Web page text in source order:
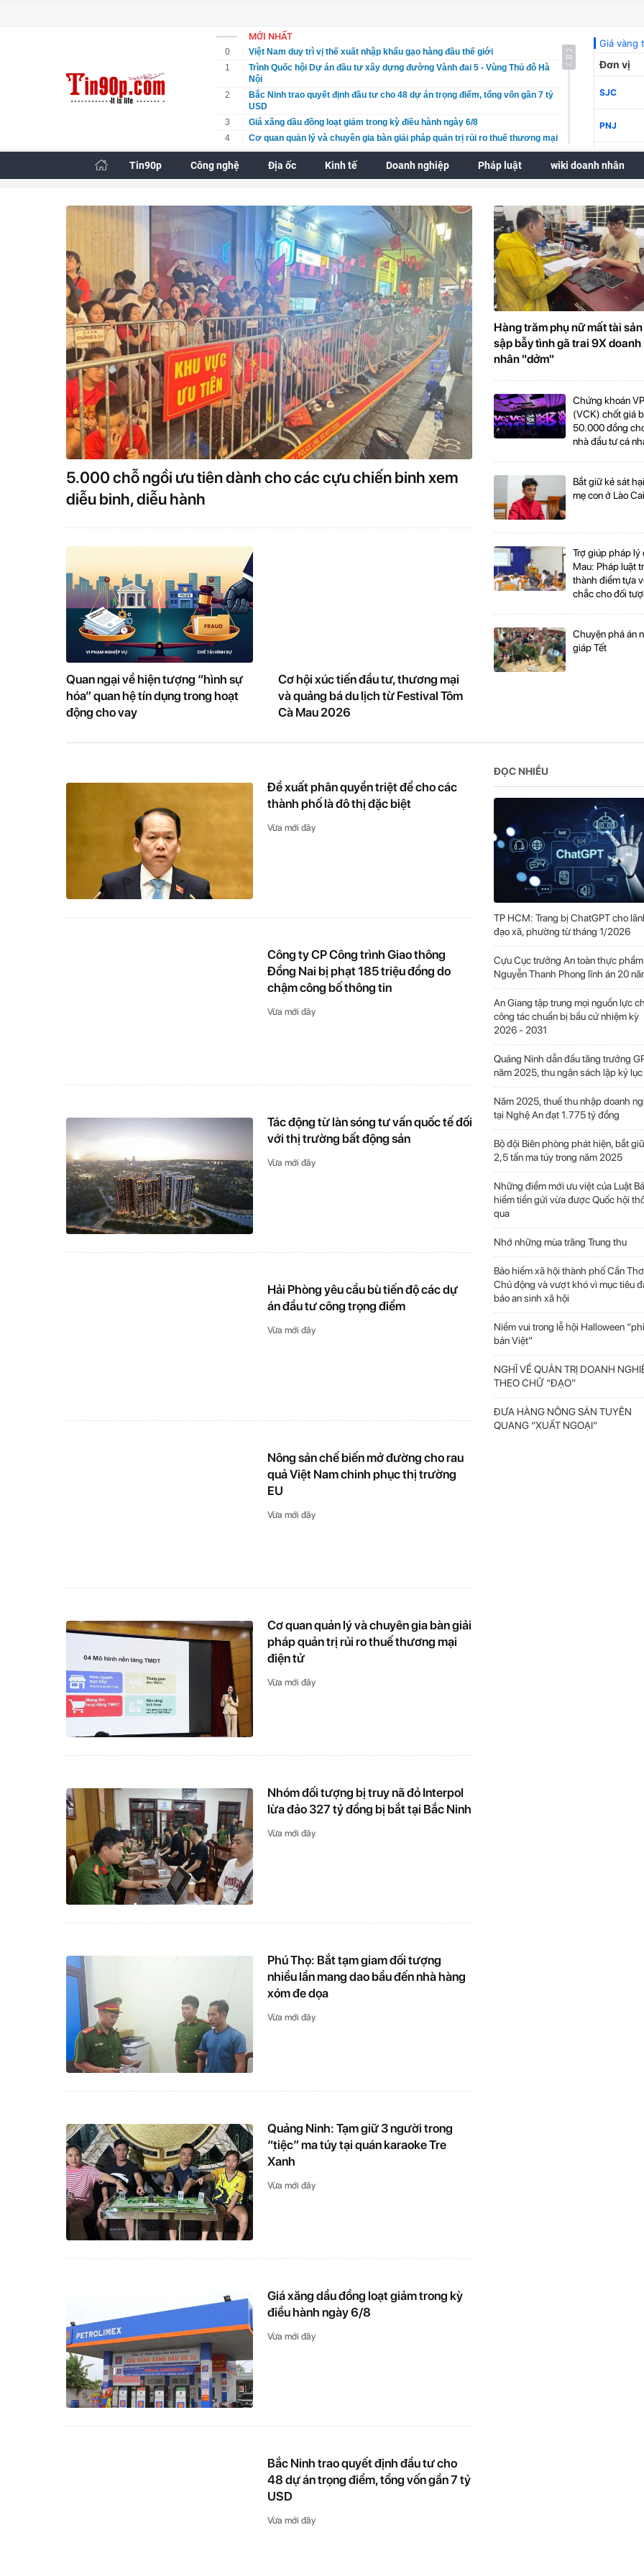
MỚI NHẤT
0
Việt Nam duy trì vị thế xuất nhập khẩu gạo hàng đầu thế giới
1
Trình Quốc hội Dự án đầu tư xây dựng đường Vành đai 5 - Vùng Thủ đô Hà
Nội
2
Bắc Ninh trao quyết định đầu tư cho 48 dự án trọng điểm, tổng vốn gần 7 tỷ
USD
3
Giá xăng dầu đồng loạt giảm trong kỳ điều hành ngày 6/8
4
Cơ quan quản lý và chuyên gia bàn giải pháp quản trị rủi ro thuế thương mại
điện tử
5
Nông sản chế biến mở đường cho rau quả Việt Nam chinh phục thị trường
EU
7
Tác động từ làn sóng tư vấn quốc tế đối với thị trường bất động sản
Công ty CP Công trình Giao thông Đồng Nai bị phạt 185 triệu đồng do chậm
công bố thông tin
9
Đề xuất phân quyền triệt để cho các thành phố là đô thị đặc biệt
10
Bộ Công an kiểm tra công tác quản lý, giam giữ, giáo dục cải tạo phạm nhân
tại Công an tỉnh Cà Mau
11
Quảng Ninh: Tạm giữ 3 người trong “tiệc” ma túy tại quán karaoke Tre Xanh
12
Phú Thọ: Bắt tạm giam đối tượng nhiều lần mang dao bầu đến nhà hàng
xóm đe dọa
13
Nhóm đối tượng bị truy nã đỏ Interpol lừa đảo 327 tỷ đồng bị bắt tại Bắc
Ninh
14
Quốc lộ 6 bị sạt lở sau mưa lớn, xuyên đêm khắc phục đã thông xe tạm thời
Tin90p Công nghệ Địa ốc Kinh tế Doanh nghiệp Pháp luật wiki doanh nhân
5.000 chỗ ngồi ưu tiên dành cho các cựu chiến binh xem
diễu binh, diễu hành
Quan ngại về hiện tượng “hình sự
hóa” quan hệ tín dụng trong hoạt
động cho vay
Cơ hội xúc tiến đầu tư, thương mại
và quảng bá du lịch từ Festival Tôm
Cà Mau 2026
Hàng trăm phụ nữ mất tài
sập bẫy tình gã trai 9X doanh
nhân "dởm"
Chứng khoán
(VCK) chốt giá
50.000 đồng
nhà đầu tư cá
Bắt giữ kẻ sát
mẹ con ở Lào Cai
Trợ giúp pháp lý
Mau: Pháp luật
thành điểm tựa
chắc cho đối
Chuyện phá án
giáp Tết
Đề xuất phân quyền triệt để cho các
thành phố là đô thị đặc biệt
Vừa mới đây
Công ty CP Công trình Giao thông
Đồng Nai bị phạt 185 triệu đồng do
chậm công bố thông tin
Vừa mới đây
Tác động từ làn sóng tư vấn quốc tế đối
với thị trường bất động sản
Vừa mới đây
Hải Phòng yêu cầu bù tiến độ các dự
án đầu tư công trọng điểm
Vừa mới đây
Nông sản chế biến mở đường cho rau
quả Việt Nam chinh phục thị trường
EU
Vừa mới đây
Cơ quan quản lý và chuyên gia bàn giải
pháp quản trị rủi ro thuế thương mại
điện tử
Vừa mới đây
Nhóm đối tượng bị truy nã đỏ Interpol
lừa đảo 327 tỷ đồng bị bắt tại Bắc Ninh
Vừa mới đây
Phú Thọ: Bắt tạm giam đối tượng
nhiều lần mang dao bầu đến nhà hàng
xóm đe dọa
Vừa mới đây
Quảng Ninh: Tạm giữ 3 người trong
“tiệc” ma túy tại quán karaoke Tre
Xanh
Vừa mới đây
Giá xăng dầu đồng loạt giảm trong kỳ
điều hành ngày 6/8
Vừa mới đây
Bắc Ninh trao quyết định đầu tư cho
48 dự án trọng điểm, tổng vốn gần 7 tỷ
USD
Vừa mới đây
ĐỌC NHIỀU
TP HCM: Trang bị ChatGPT cho
đạo xã, phường từ tháng 1/2026
Cựu Cục trưởng An toàn thực phẩm
Nguyễn Thanh Phong lĩnh án 20
An Giang tập trung mọi nguồn lực
công tác chuẩn bị bầu cử nhiệm kỳ
2026 - 2031
Quảng Ninh dẫn đầu tăng trưởng
năm 2025, thu ngân sách lập kỷ lục
Năm 2025, thuế thu nhập doanh
tại Nghệ An đạt 1.775 tỷ đồng
Bộ đội Biên phòng phát hiện, bắt
2,5 tấn ma túy trong năm 2025
Những điểm mới ưu việt của Luật
hiểm tiền gửi vừa được Quốc hội
qua
Nhớ những mùa trăng Trung thu
Bảo hiểm xã hội thành phố Cần
Chủ động và vượt khó vì mục tiêu
bảo an sinh xã hội
Niềm vui trong lễ hội Halloween
bản Việt”
NGHĨ VỀ QUẢN TRỊ DOANH
THEO CHỮ “ĐẠO”
ĐƯA HÀNG NÔNG SẢN TUYÊN
QUANG “XUẤT NGOẠI”